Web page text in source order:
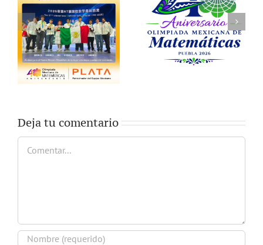
Deja tu comentario
Comentar